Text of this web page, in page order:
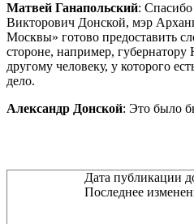
Матвей Ганапольский:
Викторович Донской, мэр
Москвы» готово предоставить
стороне, например,
другому человеку, у которого
дело.
Александр Донской: Это было
Дата публикации
Последнее